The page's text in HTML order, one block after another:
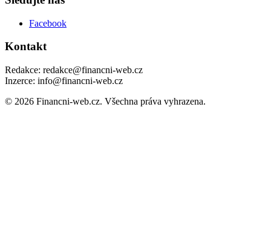
Facebook
Kontakt
Redakce: redakce@financni-web.cz
Inzerce: info@financni-web.cz
© 2026 Financni-web.cz. Všechna práva vyhrazena.